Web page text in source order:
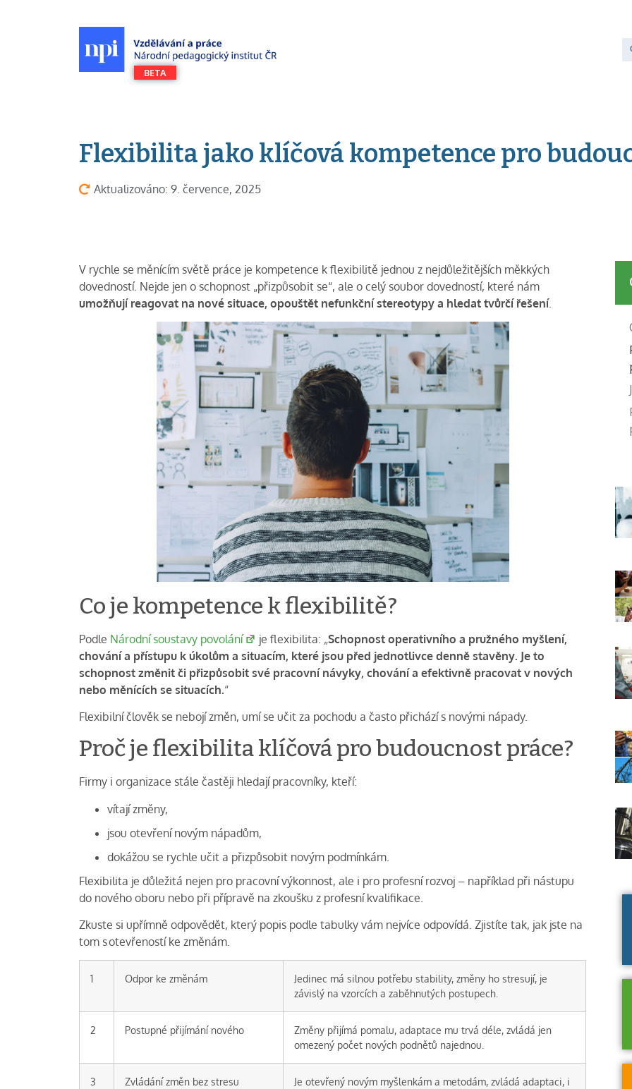
Flexibilita jako klíčová kompetence pro
Aktualizováno: 9. července, 2025
V rychle se měnícím světě práce je kompetence k flexibilitě jednou z nejdůležitějších měkkých
dovedností. Nejde jen o schopnost „přizpůsobit se“, ale o celý soubor dovedností, které nám
umožňují reagovat na nové situace, opouštět nefunkční stereotypy a hledat tvůrčí řešení.
Co je kompetence k flexibilitě?
Podle Národní soustavy povolání je flexibilita: „Schopnost operativního a pružného myšlení,
chování a přístupu k úkolům a situacím, které jsou před jednotlivce denně stavěny. Je to
schopnost změnit či přizpůsobit své pracovní návyky, chování a efektivně pracovat v nových
nebo měnících se situacích.“
Flexibilní člověk se nebojí změn, umí se učit za pochodu a často přichází s novými nápady.
Proč je flexibilita klíčová pro budoucnost práce?
Firmy i organizace stále častěji hledají pracovníky, kteří:
vítají změny,
jsou otevření novým nápadům,
dokážou se rychle učit a přizpůsobit novým podmínkám.
Flexibilita je důležitá nejen pro pracovní výkonnost, ale i pro profesní rozvoj – například při nástupu
do nového oboru nebo při přípravě na zkoušku z profesní kvalifikace.
Zkuste si upřímně odpovědět, který popis podle tabulky vám nejvíce odpovídá. Zjistíte tak, jak jste na
tom s otevřeností ke změnám.
1 Odpor ke změnám
Jedinec má silnou potřebu stability, změny ho stresují, je
závislý na vzorcích a zaběhnutých postupech.
2 Postupné přijímání nového
Změny přijímá pomalu, adaptace mu trvá déle, zvládá jen
omezený počet nových podnětů najednou.
3 Zvládání změn bez stresu
Je otevřený novým myšlenkám a metodám, zvládá adaptaci, i